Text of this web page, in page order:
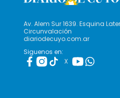
Av. Alem Sur 1639. Esquina
Circunvalación
diariodecuyo.com.ar
Siguenos en:
X